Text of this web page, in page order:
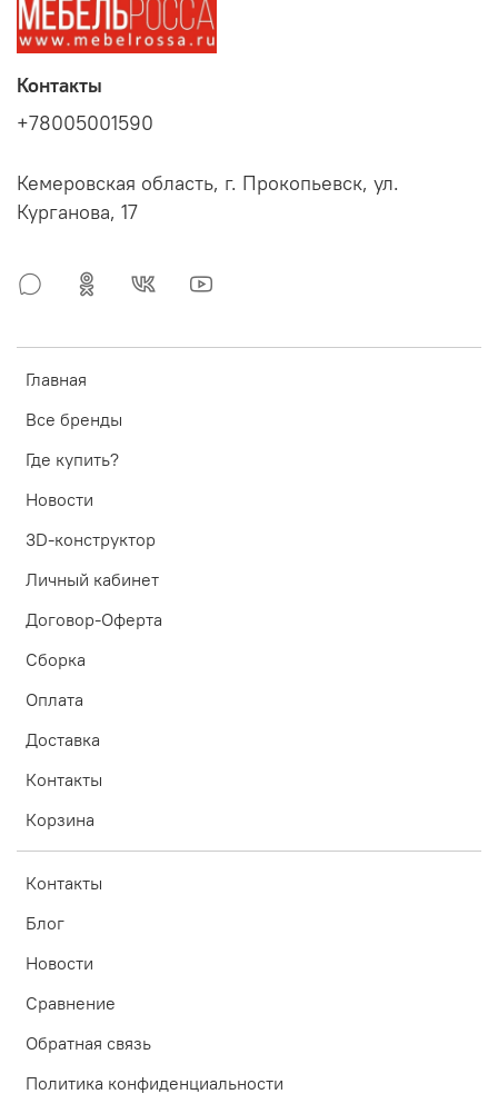
Главная
Все бренды
Где купить?
Новости
3D-конструктор
Личный кабинет
Договор-Оферта
Сборка
Оплата
Доставка
Контакты
Корзина
Контакты
Блог
Новости
Сравнение
Обратная связь
Политика конфиденциальности
Контакты
+78005001590
Кемеровская область, г. Прокопьевск, ул.
Курганова, 17